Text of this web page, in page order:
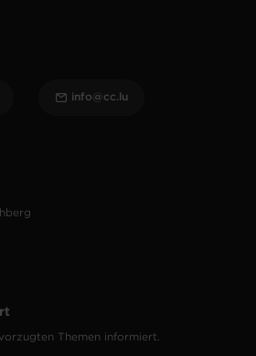
Themen informiert.
info@cc.lu